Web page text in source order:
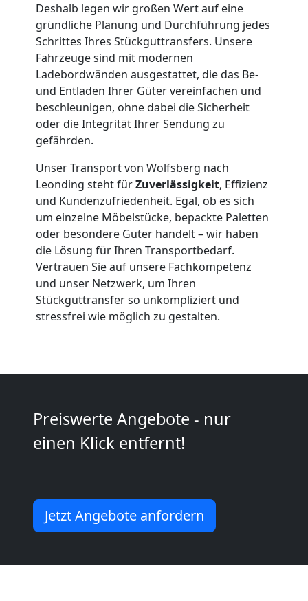
Deshalb legen wir großen Wert auf eine
gründliche Planung und Durchführung jedes
Schrittes Ihres Stückguttransfers. Unsere
Fahrzeuge sind mit modernen
Ladebordwänden ausgestattet, die das Be-
und Entladen Ihrer Güter vereinfachen und
beschleunigen, ohne dabei die Sicherheit
oder die Integrität Ihrer Sendung zu
gefährden.
Unser Transport von Wolfsberg nach
Leonding steht fürZuverlässigkeit, Effizienz
und Kundenzufriedenheit. Egal, ob es sich
um einzelne Möbelstücke, bepackte Paletten
oder besondere Güter handelt – wir haben
die Lösung für Ihren Transportbedarf.
Vertrauen Sie auf unsere Fachkompetenz
und unser Netzwerk, um Ihren
Stückguttransfer so unkompliziert und
stressfrei wie möglich zu gestalten.
Preiswerte Angebote - nur
einen Klick entfernt!
Jetzt Angebote anfordern
Wolfsberg
Qualitäts-
Umzüge
Wolfsberg
Vereinsumzug
Wolfsberg
Anfrage
National
Möbeltransport
International
Beiladung